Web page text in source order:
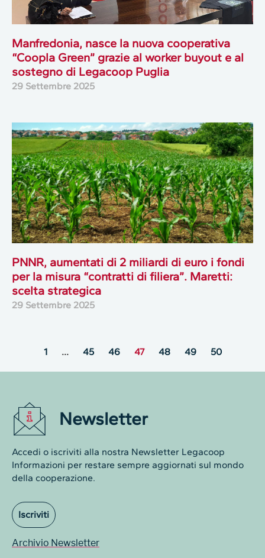
Manfredonia, nasce la nuova cooperativa
“Coopla Green” grazie al worker buyout e al
sostegno di Legacoop Puglia
29 Settembre 2025
PNNR, aumentati di 2 miliardi di euro i fondi
per la misura “contratti di filiera”. Maretti:
scelta strategica
29 Settembre 2025
1 … 45 46 47 48 49 50
Newsletter
Accedi o iscriviti alla nostra Newsletter Legacoop
Informazioni per restare sempre aggiornati sul mondo
della cooperazione.
Iscriviti
Archivio Newsletter